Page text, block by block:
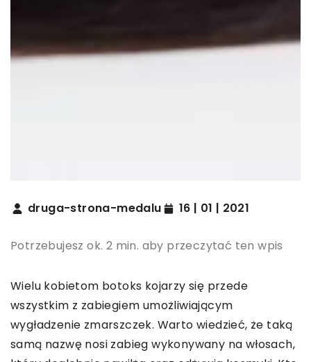
druga-strona-medalu 16 | 01 | 2021
Potrzebujesz ok. 2 min. aby przeczytać ten wpis
Wielu kobietom botoks kojarzy się przede
wszystkim z zabiegiem umożliwiającym
wygładzenie zmarszczek. Warto wiedzieć, że taką
samą nazwę nosi zabieg wykonywany na włosach,